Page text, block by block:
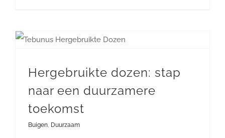
Hergebruikte dozen: stap
naar een duurzamere
toekomst
Buigen Duurzaam